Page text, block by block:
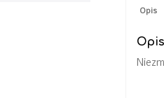
Opis
Opis